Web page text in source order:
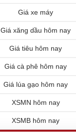
Giá xe máy
Giá xăng dầu hôm nay
Giá tiêu hôm nay
Giá cà phê hôm nay
Giá lúa gạo hôm nay
XSMN hôm nay
XSMB hôm nay